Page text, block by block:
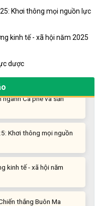
Khơi thông mọi nguồn lực
kinh tế - xã hội năm 2025
dược
nghệ tương lai
trong nước và quốc tế
Cà phê và sản
Khơi thông mọi nguồn
kinh tế - xã hội năm
thắng Buôn Ma
1975 - 10/3/2025)"